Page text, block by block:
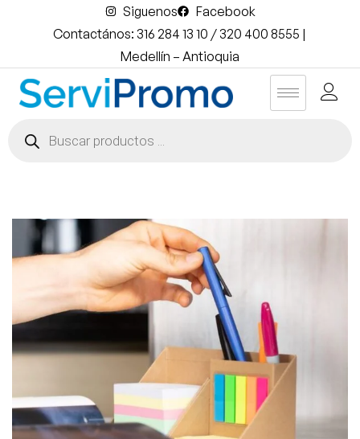
Siguenos
Facebook
Contactános: 316 284 13 10 / 320 400 8555 |
Medellín – Antioquia